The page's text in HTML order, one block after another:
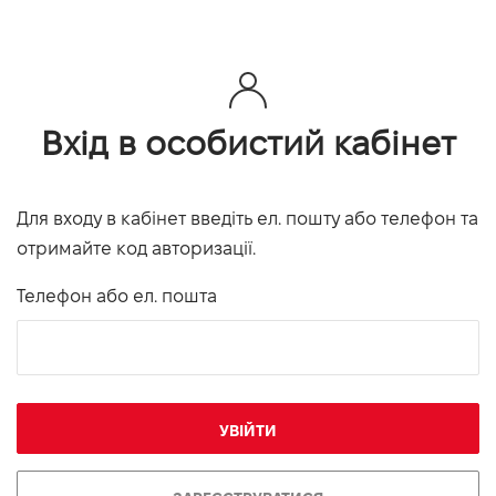
Вхід в особистий кабінет
Для входу в кабінет введіть ел. пошту або телефон та
отримайте код авторизації.
Телефон або ел. пошта
УВІЙТИ